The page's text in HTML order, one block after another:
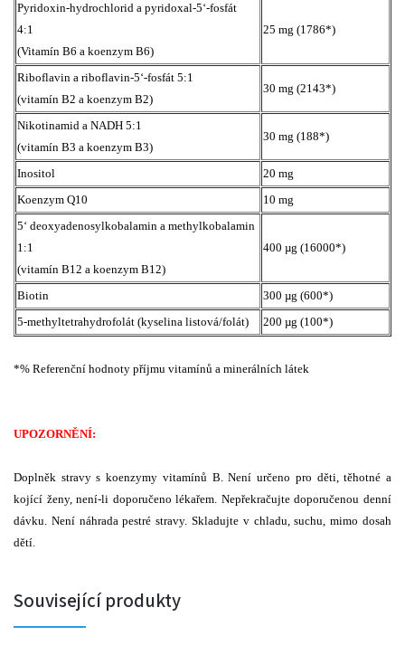
Pyridoxin-hydrochlorid a pyridoxal-5‘-fosfát
4:1
(Vitamín B6 a koenzym B6)
25 mg (1786*)
Riboflavin a riboflavin-5‘-fosfát 5:1
(vitamín B2 a koenzym B2)
30 mg (2143*)
Nikotinamid a NADH 5:1
(vitamín B3 a koenzym B3)
30 mg (188*)
Inositol
20 mg
Koenzym Q10
10 mg
5‘ deoxyadenosylkobalamin a methylkobalamin
1:1
(vitamín B12 a koenzym B12)
400 µg (16000*)
Biotin
300 µg (600*)
5-methyltetrahydrofolát (kyselina listová/folát)
200 µg (100*)
*% Referenční hodnoty příjmu vitamínů a minerálních látek
UPOZORNĚNÍ:
Doplněk stravy s koenzymy vitamínů B. Není určeno pro děti, těhotné a
kojící ženy, není-li doporučeno lékařem. Nepřekračujte doporučenou denní
dávku. Není náhrada pestré stravy. Skladujte v chladu, suchu, mimo dosah
dětí.
Související produkty